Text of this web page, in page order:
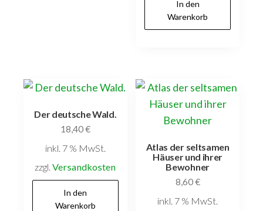
In den
Warenkorb
Der deutsche Wald.
18,40€
inkl. 7 % MwSt.
zzgl.Versandkosten
In den
Warenkorb
Atlas der seltsamen
Häuser und ihrer
Bewohner
8,60€
inkl. 7 % MwSt.